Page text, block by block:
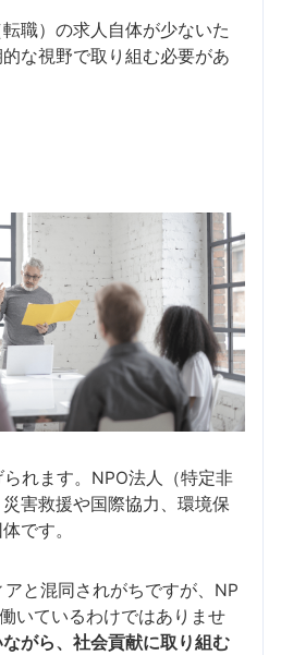
職）の求人自体が少ないた
な視野で取り組む必要があ
られます。NPO法人（特定非
害救援や国際協力、環境保
です。
と混同されがちですが、NP
いているわけではありませ
がら、社会貢献に取り組む